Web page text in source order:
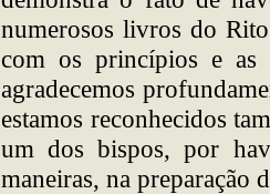
numerosos livros do
com os princípios e as
agradecemos
estamos reconhecidos
um dos bispos, por
maneiras, na preparação